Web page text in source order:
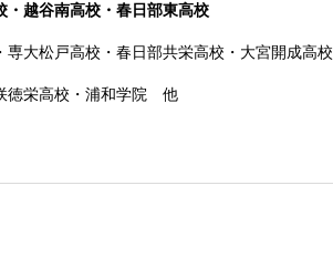
・越谷南高校・春日部東高校
・専大松戸高校 ・春日部共栄高校・大宮開成高校
徳栄高校・浦和学院 他